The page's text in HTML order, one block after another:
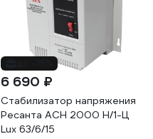
6 690 ₽
Стабилизатор напряжения
Ресанта АСН 2000 Н/1-Ц
Lux 63/6/15